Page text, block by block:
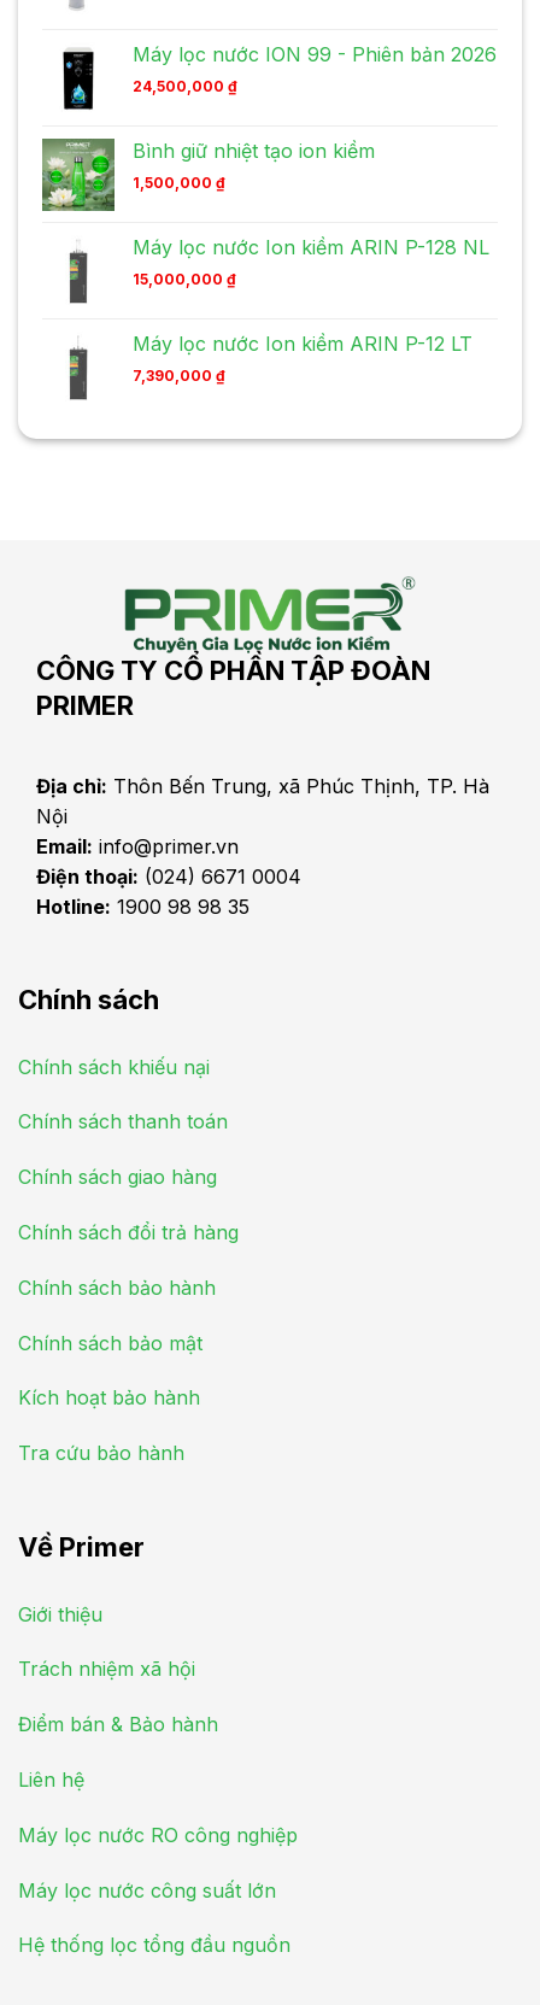
Máy lọc nước ION 99 - Phiên bản 2026
24,500,000 ₫
Bình giữ nhiệt tạo ion kiềm
1,500,000 ₫
Máy lọc nước Ion kiềm ARIN P-128 NL
15,000,000 ₫
Máy lọc nước Ion kiềm ARIN P-12 LT
7,390,000 ₫
CÔNG TY CỔ PHẦN TẬP ĐOÀN
PRIMER
Địa chỉ: Thôn Bến Trung, xã Phúc Thịnh, TP. Hà
Nội
Email: info@primer.vn
Điện thoại: (024) 6671 0004
Hotline: 1900 98 98 35
Chính sách
Chính sách khiếu nại
Chính sách thanh toán
Chính sách giao hàng
Chính sách đổi trả hàng
Chính sách bảo hành
Chính sách bảo mật
Kích hoạt bảo hành
Tra cứu bảo hành
Về Primer
Giới thiệu
Trách nhiệm xã hội
Điểm bán & Bảo hành
Liên hệ
Máy lọc nước RO công nghiệp
Máy lọc nước công suất lớn
Hệ thống lọc tổng đầu nguồn